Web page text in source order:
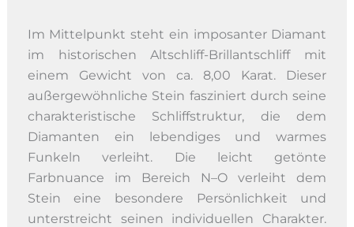
Im Mittelpunkt steht ein imposanter Diamant
im historischen Altschliff-Brillantschliff mit
einem Gewicht von ca. 8,00 Karat. Dieser
außergewöhnliche Stein fasziniert durch seine
charakteristische Schliffstruktur, die dem
Diamanten ein lebendiges und warmes
Funkeln verleiht. Die leicht getönte
Farbnuance im Bereich N–O verleiht dem
Stein eine besondere Persönlichkeit und
unterstreicht seinen individuellen Charakter.